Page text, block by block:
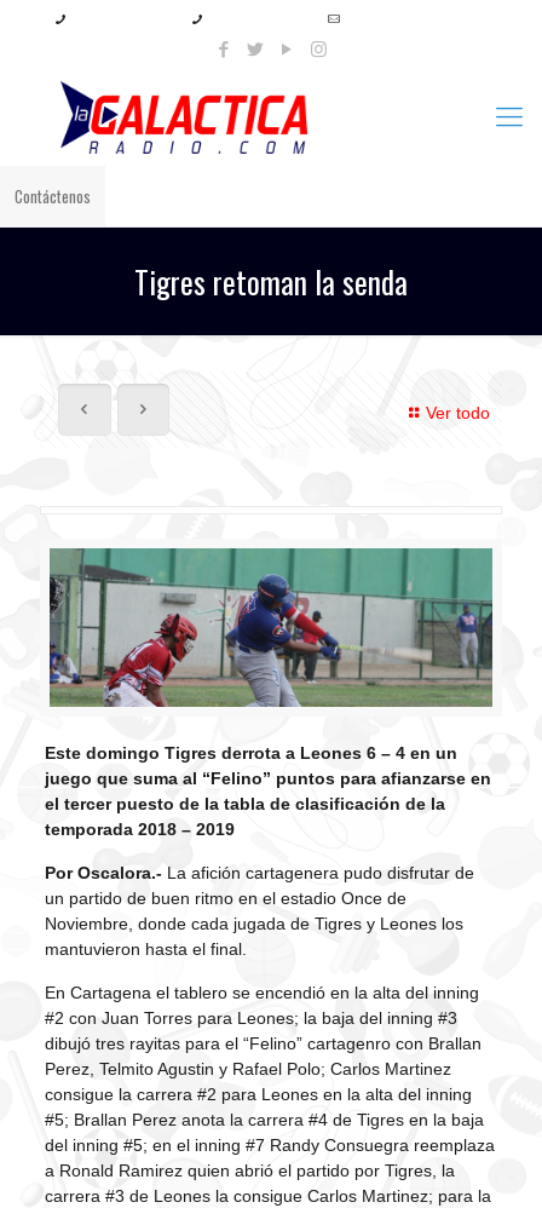
Contáctenos
Tigres retoman la senda
Ver todo
Este domingo Tigres derrota a Leones 6 – 4 en un
juego que suma al “Felino” puntos para afianzarse en
el tercer puesto de la tabla de clasificación de la
temporada 2018 – 2019
Por Oscalora.- La afición cartagenera pudo disfrutar de
un partido de buen ritmo en el estadio Once de
Noviembre, donde cada jugada de Tigres y Leones los
mantuvieron hasta el final.
En Cartagena el tablero se encendió en la alta del inning
#2 con Juan Torres para Leones; la baja del inning #3
dibujó tres rayitas para el “Felino” cartagenro con Brallan
Perez, Telmito Agustin y Rafael Polo; Carlos Martinez
consigue la carrera #2 para Leones en la alta del inning
#5; Brallan Perez anota la carrera #4 de Tigres en la baja
del inning #5; en el inning #7 Randy Consuegra reemplaza
a Ronald Ramirez quien abrió el partido por Tigres, la
carrera #3 de Leones la consigue Carlos Martinez; para la